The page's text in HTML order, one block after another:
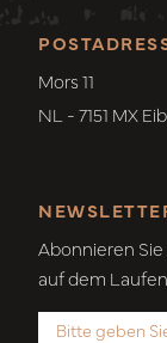
Mors 11
NL - 7151 MX
Abonnieren
auf dem